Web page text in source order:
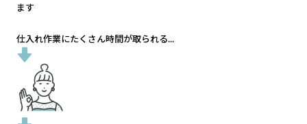
ます
仕入れ作業にたくさん時間が取られる...